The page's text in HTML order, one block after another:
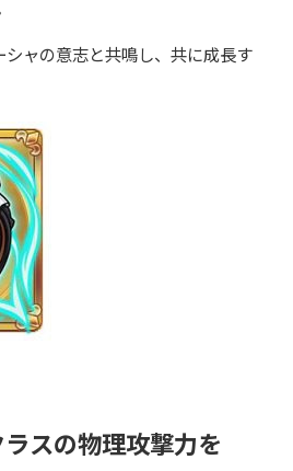
ャの意志と共鳴し、共に成長す
スの物理攻撃力を